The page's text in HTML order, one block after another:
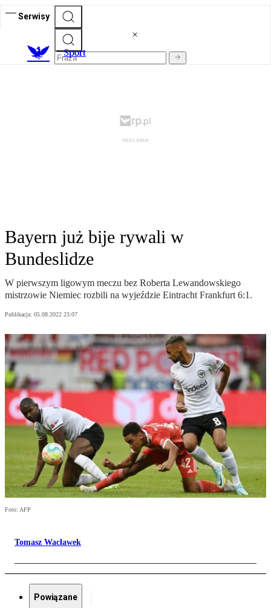
Serwisy
Sport
Bayern już bije rywali w
Bundeslidze
W pierwszym ligowym meczu bez Roberta Lewandowskiego
mistrzowie Niemiec rozbili na wyjeździe Eintracht Frankfurt 6:1.
Publikacja: 05.08.2022 23:07
Foto: AFP
Tomasz Wacławek
Powiązane